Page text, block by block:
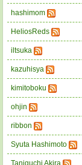
hashimom
HeliosReds
iltsuka
kazuhisya
kimitoboku
ohjin
ribbon
Syuta Hashimoto
Taniguchi Akira